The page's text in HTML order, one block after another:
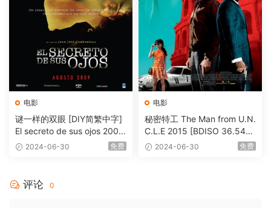
电影
谜一样的双眼 [DIY简繁中字]
El secreto de sus ojos 2009
1080p Blu-ray AVC DTS-HD
2024-06-30 免费
电影
秘密特工 The Man from U.N.
C.L.E 2015 [BDISO 36.54G
B] 2024-06-30 免费
评论 0